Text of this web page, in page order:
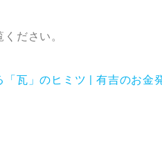
ださい。
「瓦」のヒミツ | 有吉のお金